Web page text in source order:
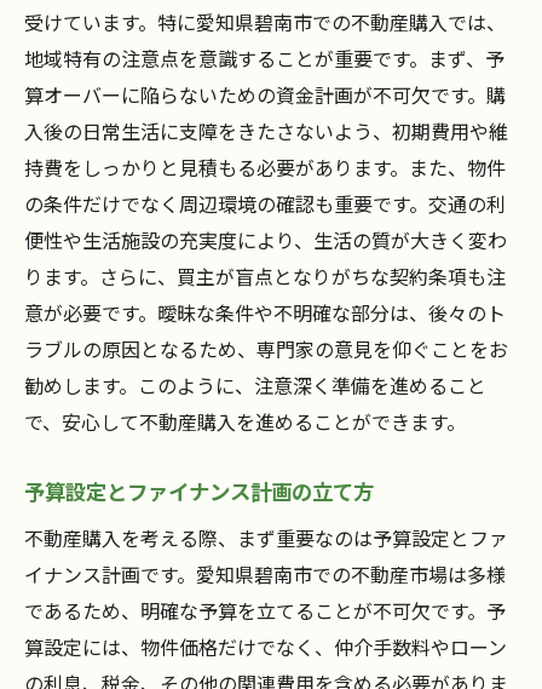
受けています。特に愛知県碧南市での不動産購入では、
地域特有の注意点を意識することが重要です。まず、予
算オーバーに陥らないための資金計画が不可欠です。購
入後の日常生活に支障をきたさないよう、初期費用や維
持費をしっかりと見積もる必要があります。また、物件
の条件だけでなく周辺環境の確認も重要です。交通の利
便性や生活施設の充実度により、生活の質が大きく変わ
ります。さらに、買主が盲点となりがちな契約条項も注
意が必要です。曖昧な条件や不明確な部分は、後々のト
ラブルの原因となるため、専門家の意見を仰ぐことをお
勧めします。このように、注意深く準備を進めること
で、安心して不動産購入を進めることができます。
予算設定とファイナンス計画の立て方
不動産購入を考える際、まず重要なのは予算設定とファ
イナンス計画です。愛知県碧南市での不動産市場は多様
であるため、明確な予算を立てることが不可欠です。予
算設定には、物件価格だけでなく、仲介手数料やローン
の利息、税金、その他の関連費用を含める必要がありま